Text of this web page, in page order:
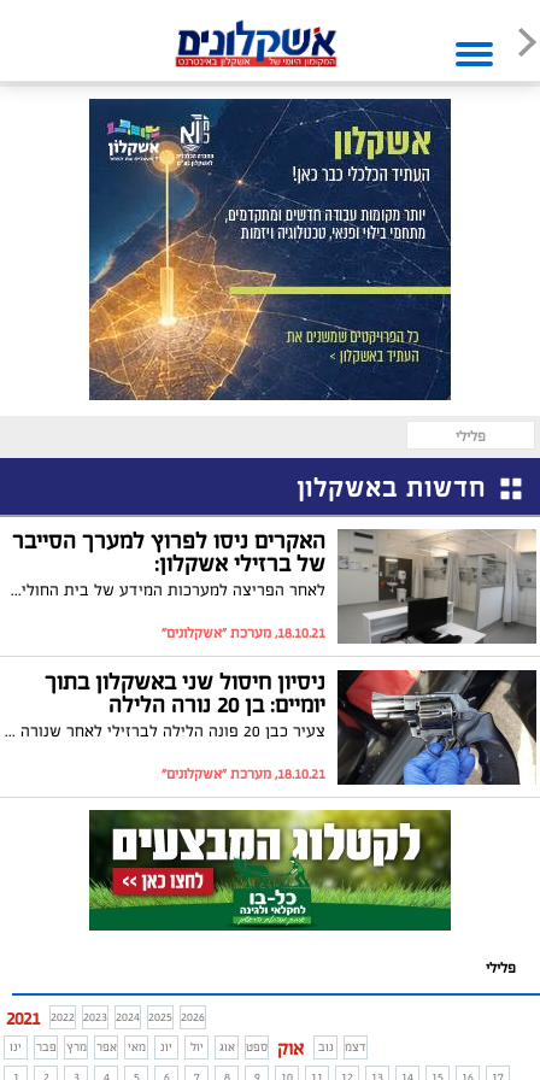
פלילי
חדשות באשקלון
האקרים ניסו לפרוץ למערך הסייבר
של ברזילי אשקלון:
לאחר הפריצה למערכות המידע של בית החולים "הלל יפה" האקרים ניסו לפרוץ גם למערכות של המרכז הרפואי באשקלון ולהשבית אותן בתמורה לסכום כספי גבוה. למרבה המזל הניסיונות לא צלחו ולא התבצעה חדירה למערכות בית החולים
18.10.21, מערכת "אשקלונים"
ניסיון חיסול שני באשקלון בתוך
יומיים: בן 20 נורה הלילה
צעיר כבן 20 פונה הלילה לברזילי לאחר שנורה הלילה. המשטרה פתחה בחקירה ועיכבה שלושה צעירים שעל פי החשד היו עימו בזמן הירי
18.10.21, מערכת "אשקלונים"
פלילי
2021 2022 2023 2024 2025 2026
ינו
פבר מרץ אפר מאי יונ יול אוג ספט אוק נוב
דצמ